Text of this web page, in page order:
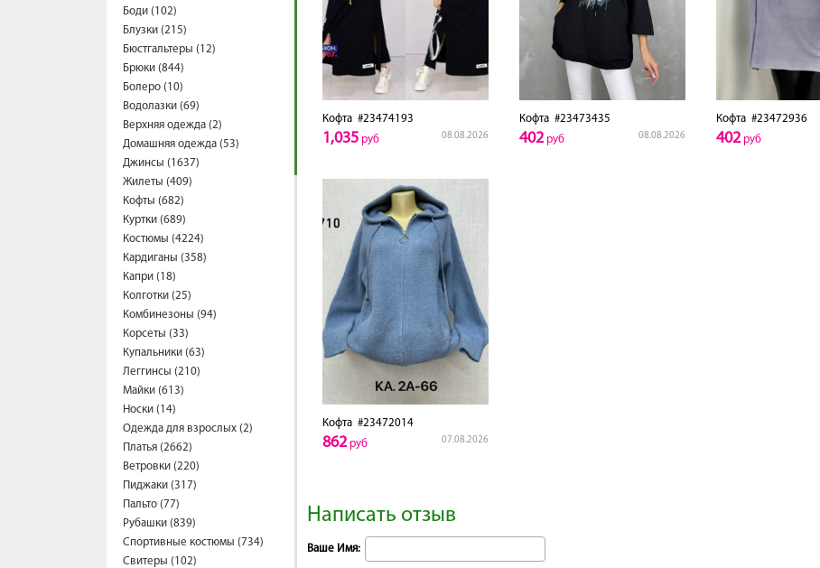
Боди (102)
Блузки (215)
Бюстгальтеры (12)
Брюки (844)
Болеро (10)
Водолазки (69)
Верхняя одежда (2)
Домашняя одежда (53)
Джинсы (1637)
Жилеты (409)
Кофты (682)
Куртки (689)
Костюмы (4224)
Кардиганы (358)
Капри (18)
Колготки (25)
Комбинезоны (94)
Корсеты (33)
Купальники (63)
Леггинсы (210)
Майки (613)
Носки (14)
Одежда для взрослых (2)
Платья (2662)
Ветровки (220)
Пиджаки (317)
Пальто (77)
Рубашки (839)
Спортивные костюмы (734)
Свитеры (102)
Кофта #23474193
08.08.2026
1,035 руб
Кофта#23473435
08.08.2026
402руб
Кофта#23472936
402руб
Кофта #23472014
07.08.2026
862руб
Написать отзыв
Ваше Имя: